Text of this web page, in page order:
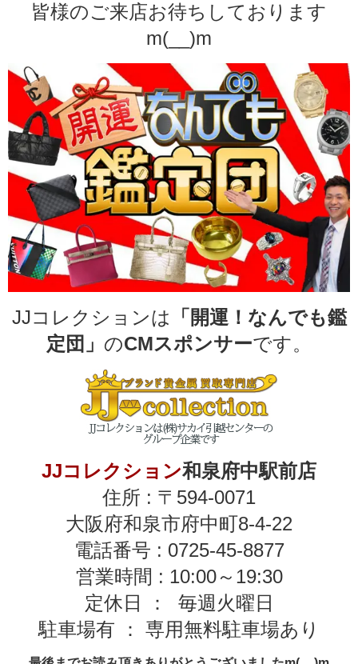
皆様のご来店お待ちしております
m(__)m
JJコレクションは 「開運！なんでも鑑
定団」 のCMスポンサーです。
JJコレクション和泉府中駅前店
住所 : 〒594-0071
大阪府和泉市府中町8-4-22
電話番号 : 0725-45-8877
営業時間 : 10:00～19:30
定休日 ： 毎週火曜日
駐車場有 ： 専用無料駐車場あり